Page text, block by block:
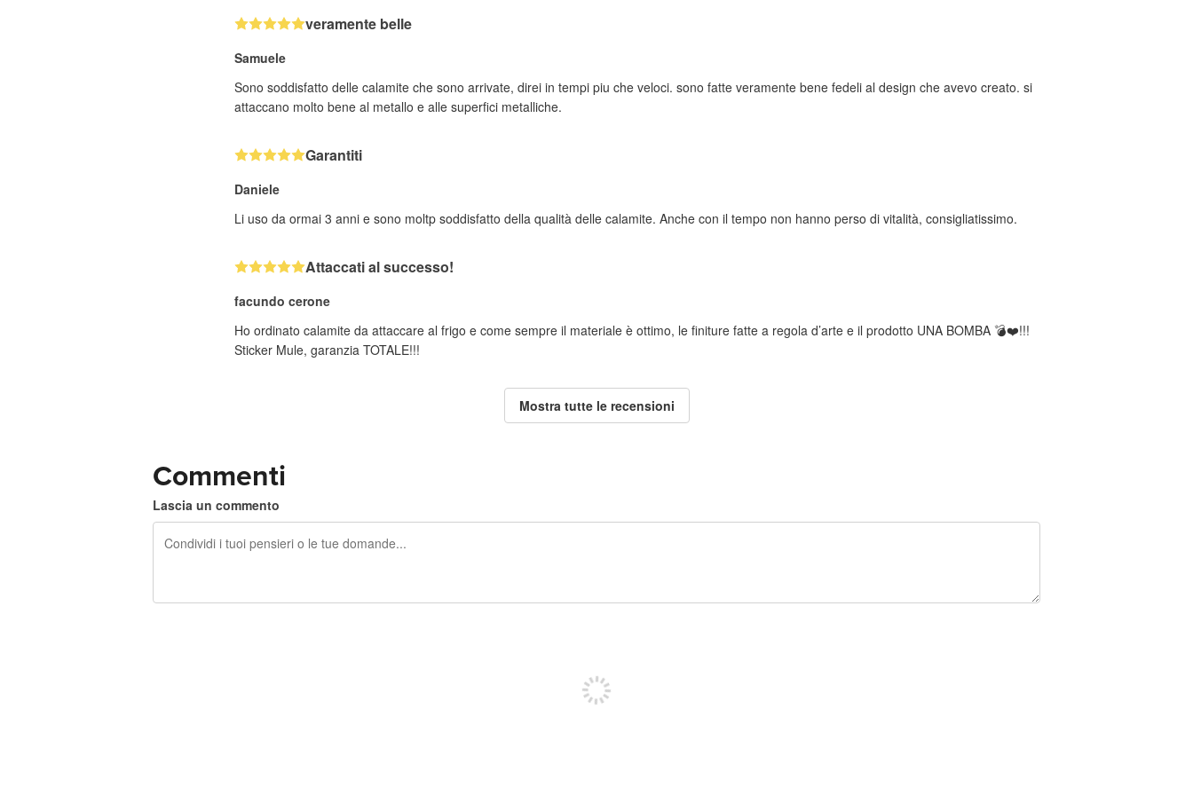
veramente belle
Samuele
Sono soddisfatto delle calamite che sono arrivate, direi in tempi piu che veloci. sono fatte veramente bene fedeli al design che avevo creato. si
attaccano molto bene al metallo e alle superfici metalliche.
Garantiti
Daniele
Li uso da ormai 3 anni e sono moltp soddisfatto della qualità delle calamite. Anche con il tempo non hanno perso di vitalità, consigliatissimo.
Attaccati al successo!
facundo cerone
Ho ordinato calamite da attaccare al frigo e come sempre il materiale è ottimo, le finiture fatte a regola d’arte e il prodotto UNA BOMBA 💣❤️!!!
Sticker Mule, garanzia TOTALE!!!
Mostra tutte le recensioni
Commenti
Lascia un commento